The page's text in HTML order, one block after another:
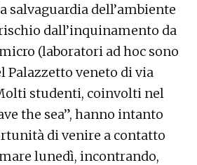
salvaguardia dell’ambiente
dall’inquinamento da
(laboratori ad hoc sono
Palazzetto veneto di via
studenti, coinvolti nel
the sea”, hanno intanto
di venire a contatto
lunedì, incontrando,